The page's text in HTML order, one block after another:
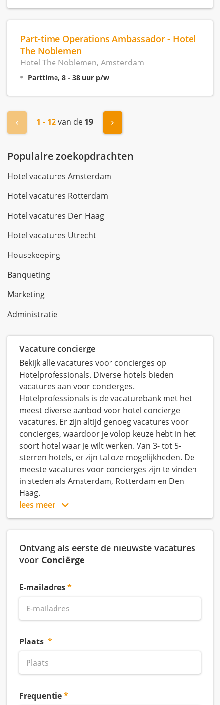
Part-time Operations Ambassador - Hotel
The Noblemen
Hotel The Noblemen, Amsterdam
Parttime, 8 - 38 uur p/w
« Vorige1 - 12van de 19 Volgende »
Populaire zoekopdrachten
Hotel vacatures Amsterdam
Hotel vacatures Rotterdam
Hotel vacatures Den Haag
Hotel vacatures Utrecht
Housekeeping
Banqueting
Marketing
Administratie
Vacature concierge
Bekijk alle vacatures voor concierges op
Hotelprofessionals. Diverse hotels bieden
vacatures aan voor concierges.
Hotelprofessionals is de vacaturebank met het
meest diverse aanbod voor hotel concierge
vacatures. Er zijn altijd genoeg vacatures voor
concierges, waardoor je volop keuze hebt in het
soort hotel waar je wilt werken. Van 3- tot 5-
sterren hotels, er zijn talloze mogelijkheden. De
meeste vacatures voor concierges zijn te vinden
in steden als Amsterdam, Rotterdam en Den
Haag.
lees meer
Ontvang als eerste de nieuwste vacatures
voor Conciërge
E-mailadres
Plaats
Frequentie